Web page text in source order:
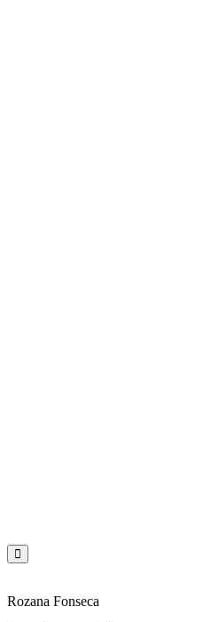
Rozana Fonseca